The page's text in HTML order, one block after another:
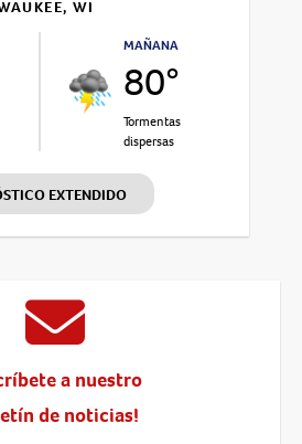
WI
MAÑANA
80°
Tormentas
dispersas
EXTENDIDO
a nuestro
de noticias!